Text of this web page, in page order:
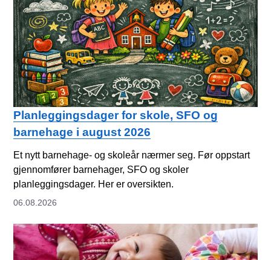
Planleggingsdager for skole, SFO og
barnehage i august 2026
Et nytt barnehage- og skoleår nærmer seg. Før oppstart
gjennomfører barnehager, SFO og skoler
planleggingsdager. Her er oversikten.
06.08.2026